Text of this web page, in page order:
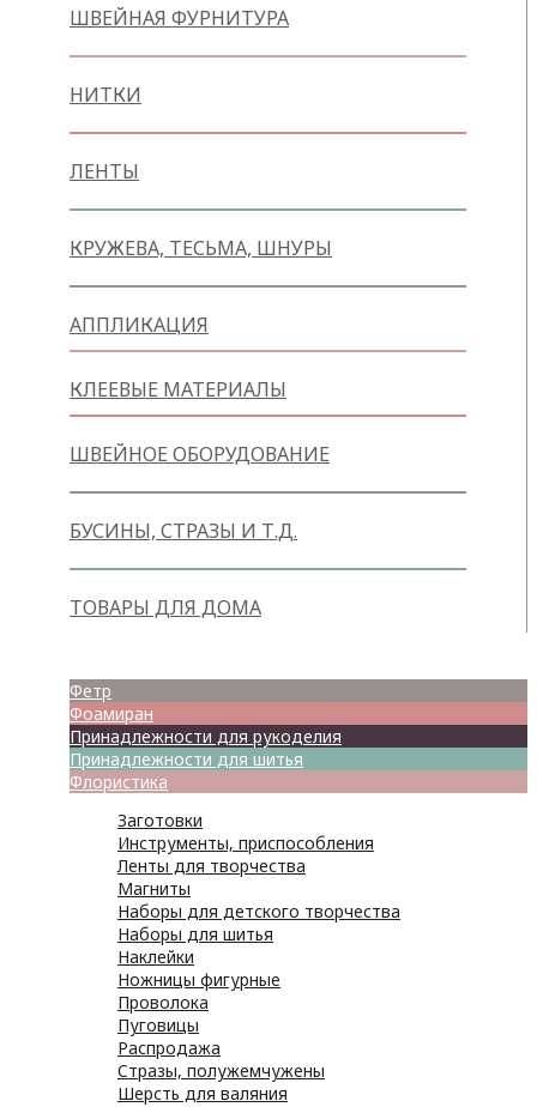
ШВЕЙНАЯ ФУРНИТУРА
НИТКИ
ЛЕНТЫ
КРУЖЕВА, ТЕСЬМА, ШНУРЫ
АППЛИКАЦИЯ
КЛЕЕВЫЕ МАТЕРИАЛЫ
ШВЕЙНОЕ ОБОРУДОВАНИЕ
БУСИНЫ, СТРАЗЫ И Т.Д.
ТОВАРЫ ДЛЯ ДОМА
Фетр
Фоамиран
Принадлежности для рукоделия
Принадлежности для шитья
Флористика
Заготовки
Инструменты, приспособления
Ленты для творчества
Магниты
Наборы для детского творчества
Наборы для шитья
Наклейки
Ножницы фигурные
Проволока
Пуговицы
Распродажа
Стразы, полужемчужены
Шерсть для валяния